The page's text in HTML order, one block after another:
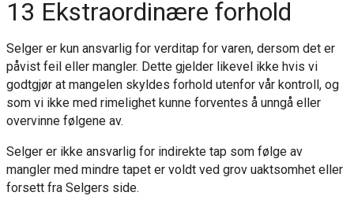
13 Ekstraordinære forhold
Selger er kun ansvarlig for verditap for varen, dersom det er
påvist feil eller mangler. Dette gjelder likevel ikke hvis vi
godtgjør at mangelen skyldes forhold utenfor vår kontroll, og
som vi ikke med rimelighet kunne forventes å unngå eller
overvinne følgene av.
Selger er ikke ansvarlig for indirekte tap som følge av
mangler med mindre tapet er voldt ved grov uaktsomhet eller
forsett fra Selgers side.